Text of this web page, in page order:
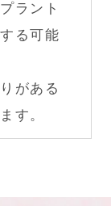
ラント
る可能
がある
す。